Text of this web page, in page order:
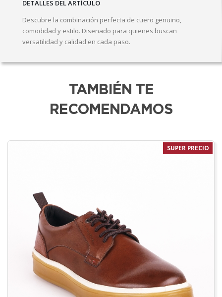
DETALLES DEL ARTÍCULO
Descubre la combinación perfecta de cuero genuino,
comodidad y estilo. Diseñado para quienes buscan
versatilidad y calidad en cada paso.
TAMBIÉN TE
RECOMENDAMOS
SUPER PRECIO